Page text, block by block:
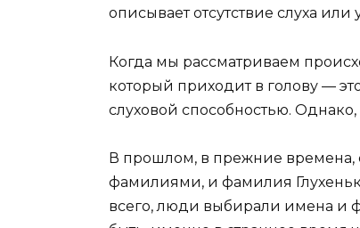
описывает отсутствие слуха
Когда мы рассматриваем
который приходит в голову —
слуховой способностью.
В прошлом, в прежние
фамилиями, и фамилия
всего, люди выбирали имена и